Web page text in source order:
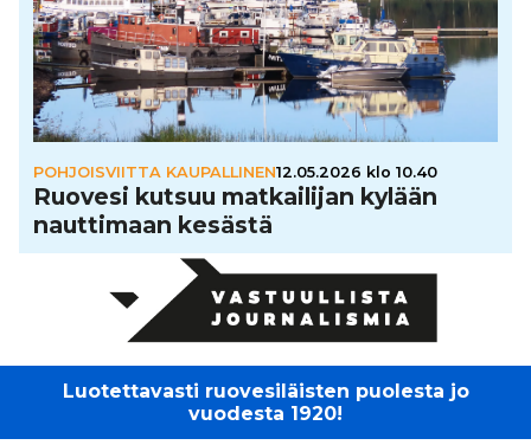
POHJOISVIITTA KAUPALLINEN12.05.2026 klo 10.40
Ruovesi kutsuu mat­kai­li­jan kylään
naut­ti­maan kesästä
Luotettavasti ruovesiläisten puolesta jo
vuodesta 1920!